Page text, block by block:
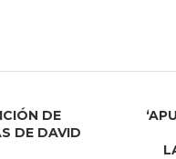
DE
DE DAVID